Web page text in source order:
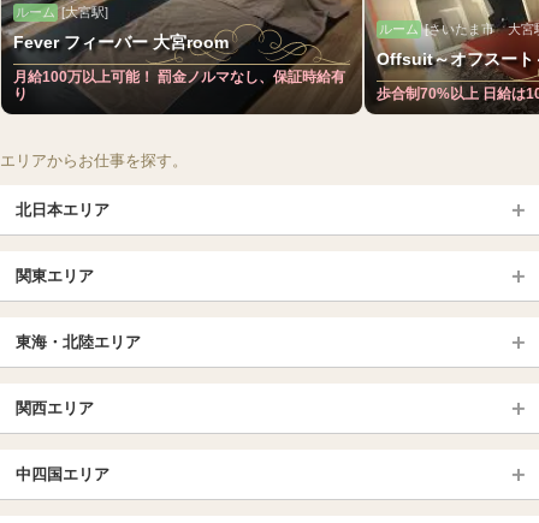
ルーム [大宮駅]
Fever フィーバー 大宮room
月給100万以上可能！ 罰金ノルマなし、保証時給有
り
ルーム [さいたま市 大宮
Offsuit～オフスート
歩合制70%以上 日給は
エリアからお仕事を探す。
北日本エリア
北海道（札幌・旭川・函館）
青森
岩手 (盛岡・北上)
福島 (いわき・郡山)
山形
長野・松本・上田
群馬（伊勢崎・高崎・前橋）
関東エリア
大宮・浦和・川口
越谷・春日部
千葉TOP
松戸・柏
東海・北陸エリア
愛知（名古屋）
岐阜県
北陸
関西エリア
京都駅・伏見区 烏丸御池駅
中四国エリア